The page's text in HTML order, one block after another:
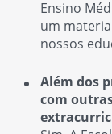
Ensino
um
nossos
Além dos
com